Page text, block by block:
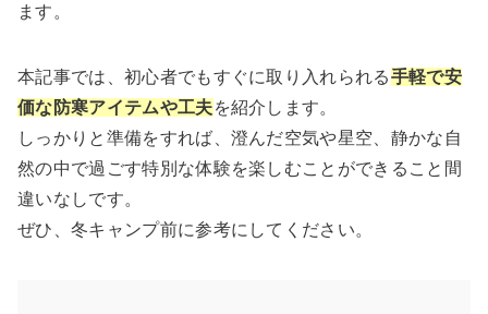
ます。
本記事では、初心者でもすぐに取り入れられる手軽で安
価な防寒アイテムや工夫を紹介します。
しっかりと準備をすれば、澄んだ空気や星空、静かな自
然の中で過ごす特別な体験を楽しむことができること間
違いなしです。
ぜひ、冬キャンプ前に参考にしてください。